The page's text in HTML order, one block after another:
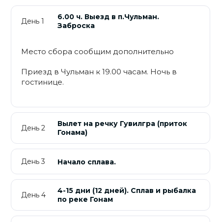
День 1
6.00 ч. Выезд в п.Чульман.
Заброска
Место сбора сообщим дополнительно
Приезд в Чульман к 19.00 часам. Ночь в
гостинице.
День 2
Вылет на речку Гувилгра (приток
Гонама)
День 3 Начало сплава.
День 4
4-15 дни (12 дней). Сплав и рыбалка
по реке Гонам